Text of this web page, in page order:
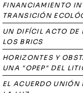
FINANCIAMIENTO
TRANSICIÓN
UN DIFÍCIL ACTO DE
LOS BRICS
HORIZONTES Y
UNA "OPEP" DEL
EL ACUERDO UNIÓN